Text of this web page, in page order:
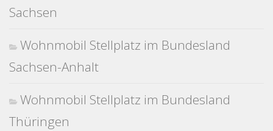
Sachsen
Wohnmobil Stellplatz im Bundesland
Sachsen-Anhalt
Wohnmobil Stellplatz im Bundesland
Thüringen